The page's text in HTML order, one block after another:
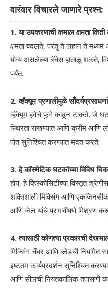
वारंवार विचारले जाणारे प्रश्न:
1. या उपकरणाची कमाल क्षमता
क्षमता बदलते, परंतु ते लहान ते मध्यम
योग्य असलेल्या बॅचेस हाताळू शकते,
पर्यंत.
2. व्हॅक्यूम प्रणालीमुळे
व्हॅक्यूम हवेचे फुगे काढून टाकते, जे
स्थिरता राखण्यात आणि क्रीम आणि
पोत सुनिश्चित करण्यात मदत करते.
3. हे कॉस्मेटिक घटकांच्या विविध
होय, हे व्हिस्कोसिटीच्या विस्तृत
शक्तिशाली मिक्सिंग आणि
आणि जेल यांचे प्रभावीपणे मिश्रण
4. त्यासाठी कोणत्या प्रकारची
मिक्सिंग चेंबर आणि ब्लेडची
इष्टतम कार्यप्रदर्शन सुनिश्चित
आणि सीलची नियतकालिक तपासणी